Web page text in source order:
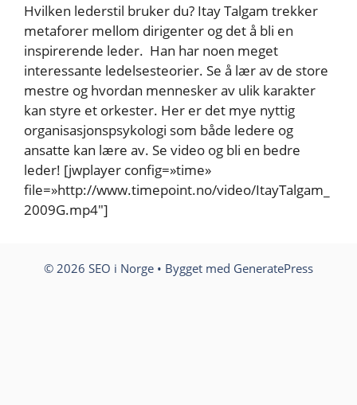
Hvilken lederstil bruker du? Itay Talgam trekker
metaforer mellom dirigenter og det å bli en
inspirerende leder. Han har noen meget
interessante ledelsesteorier. Se å lær av de store
mestre og hvordan mennesker av ulik karakter
kan styre et orkester. Her er det mye nyttig
organisasjonspsykologi som både ledere og
ansatte kan lære av. Se video og bli en bedre
leder! [jwplayer config=»time»
file=»http://www.timepoint.no/video/ItayTalgam_
2009G.mp4″]
© 2026 SEO i Norge • Bygget med GeneratePress